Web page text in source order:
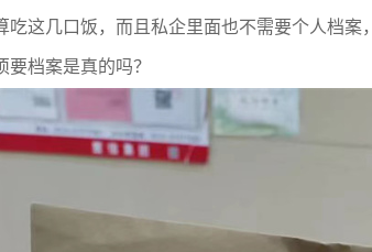
吃这几口饭，而且私企里面也不需要个人档
要档案是真的吗？